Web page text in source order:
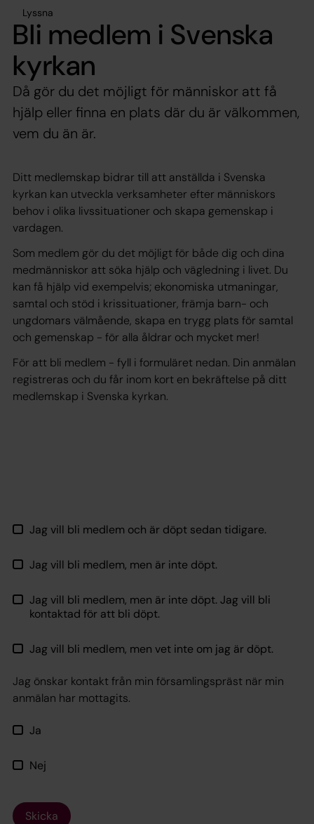
Lyssna
Bli medlem i Svenska
kyrkan
Då gör du det möjligt för människor att få
hjälp eller finna en plats där du är välkommen,
vem du än är.
Ditt medlemskap bidrar till att anställda i Svenska
kyrkan kan utveckla verksamheter efter människors
behov i olika livssituationer och skapa gemenskap i
vardagen.
Som medlem gör du det möjligt för både dig och dina
medmänniskor att söka hjälp och vägledning i livet. Du
kan få hjälp vid exempelvis; ekonomiska utmaningar,
samtal och stöd i krissituationer, främja barn- och
ungdomars välmående, skapa en trygg plats för samtal
och gemenskap - för alla åldrar och mycket mer!
För att bli medlem - fyll i formuläret nedan. Din anmälan
registreras och du får inom kort en bekräftelse på ditt
medlemskap i Svenska kyrkan.
Jag vill bli medlem och är döpt sedan tidigare.
Jag vill bli medlem, men är inte döpt.
Jag vill bli medlem, men är inte döpt. Jag vill bli
kontaktad för att bli döpt.
Jag vill bli medlem, men vet inte om jag är döpt.
Jag önskar kontakt från min församlingspräst när min
anmälan har mottagits.
Ja
Nej
Skicka